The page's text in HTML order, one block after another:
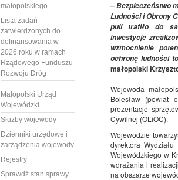
małopolskiego
Lista zadań
zatwierdzonych do
dofinansowania w
2026 roku w ramach
Rządowego Funduszu
Rozwoju Dróg
Małopolski Urząd
Wojewódzki
Służby wojewody
Dzienniki urzędowe i
zarządzenia wojewody
Rejestry
Sprawdź stan sprawy
– Bezpieczeństwo
Ludności i Obrony
puli trafiło do
inwestycje
wzmocnienie
ochronę ludności
małopolski
Wojewoda
Bolesław (powiat
prezentacje
Cywilnej (OLiOC).
Wojewodzie
dyrektora
Wojewódzkiego w
wdrażania i
na obszarze